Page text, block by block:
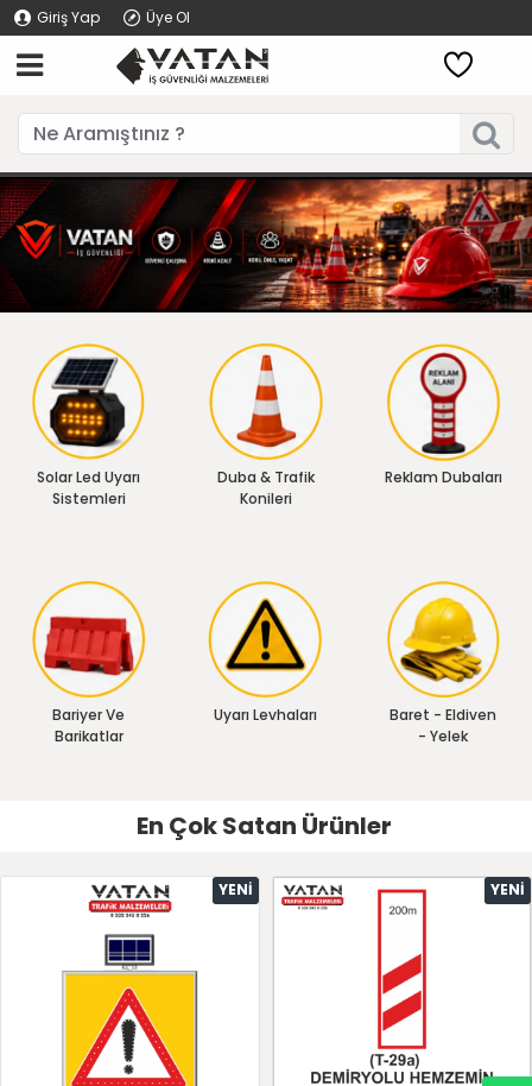
Giriş Yap Üye Ol
Solar Led Uyarı
Sistemleri
Duba & Trafik
Konileri
Reklam Dubaları
Bariyer Ve
Barikatlar
Uyarı Levhaları
Baret - Eldiven
- Yelek
En Çok Satan Ürünler
YENI YENI